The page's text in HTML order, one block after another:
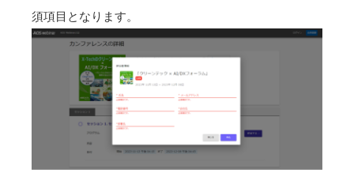
須項目となります。